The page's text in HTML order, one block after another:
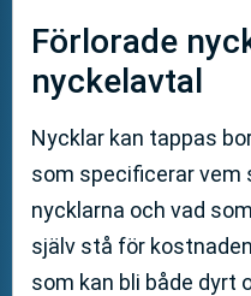
Förlorade
nyckelavtal
Nycklar kan tappas
som specificerar vem
nycklarna och vad
själv stå för
som kan bli både dyrt